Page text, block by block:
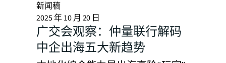
新闻稿
2025 年 10 月 20 日
广交会观察：仲量联行解码
中企出海五大新趋势